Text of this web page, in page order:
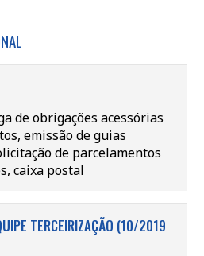
de obrigações acessórias
emissão de guias
de parcelamentos
caixa postal
TERCEIRIZAÇÃO (10/2019